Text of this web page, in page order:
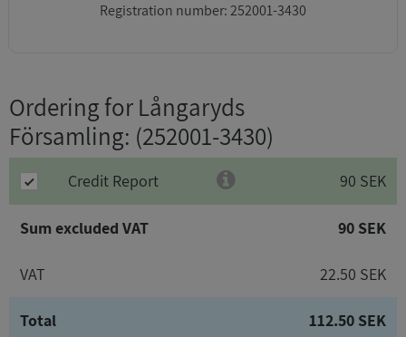
Registration number: 252001-3430
Ordering for Långaryds
Församling: (252001-3430)
Credit Report 90 SEK
Sum excluded VAT 90 SEK
VAT 22.50 SEK
Total 112.50 SEK